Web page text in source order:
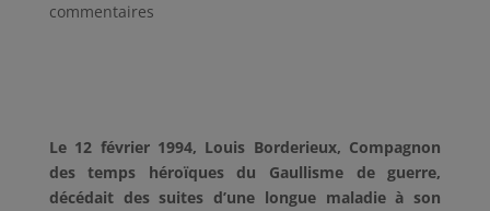
commentaires
Le 12 février 1994, Louis Borderieux, Compagnon
des temps héroïques du Gaullisme de guerre,
décédait des suites d’une longue maladie à son